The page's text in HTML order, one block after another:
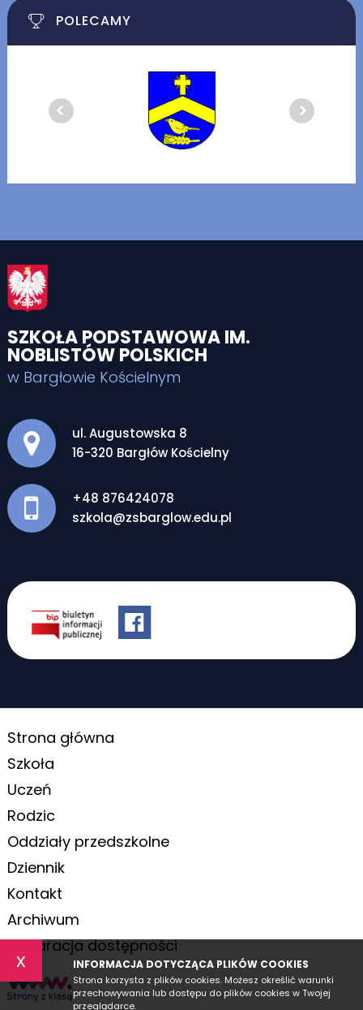
x INFORMACJA DOTYCZĄCA PLIKÓW COOKIES
Strona korzysta z plików cookies. Możesz określić warunki
przechowywania lub dostępu do plików cookies w Twojej
przeglądarce.
POLECAMY
SZKOŁA PODSTAWOWA IM.
NOBLISTÓW POLSKICH
w Bargłowie Kościelnym
Adres pocztowy:
ul. Augustowska 8
16-320 Bargłów Kościelny
+48 876424078
szkola@zsbarglow.edu.pl
Strona główna
Szkoła
Uczeń
Rodzic
Oddziały przedszkolne
Dziennik
Kontakt
Archiwum
Deklaracja dostępności